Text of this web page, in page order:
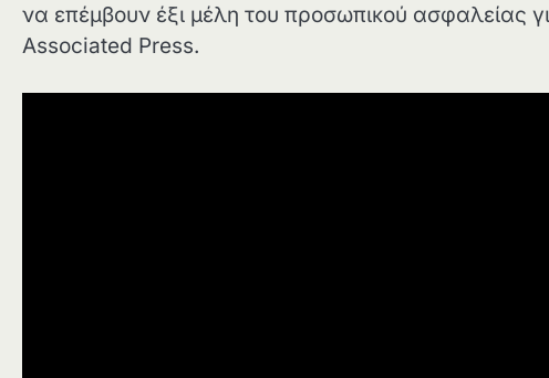
να επέμβουν έξι μέλη του προσωπικού ασφαλείας
Associated Press.